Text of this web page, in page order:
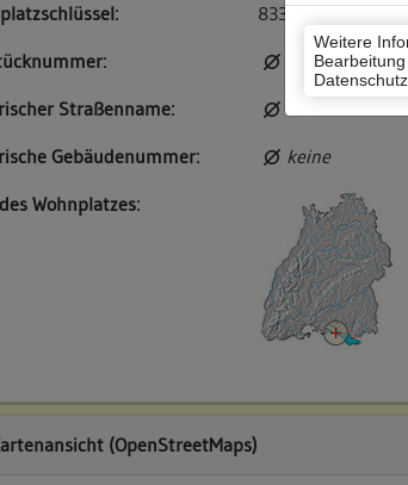
Weitere
8335043012
keine
Straßenname:
keiner
Gebäudenummer:
keine
Wohnplatzes:
(OpenStreetMaps)